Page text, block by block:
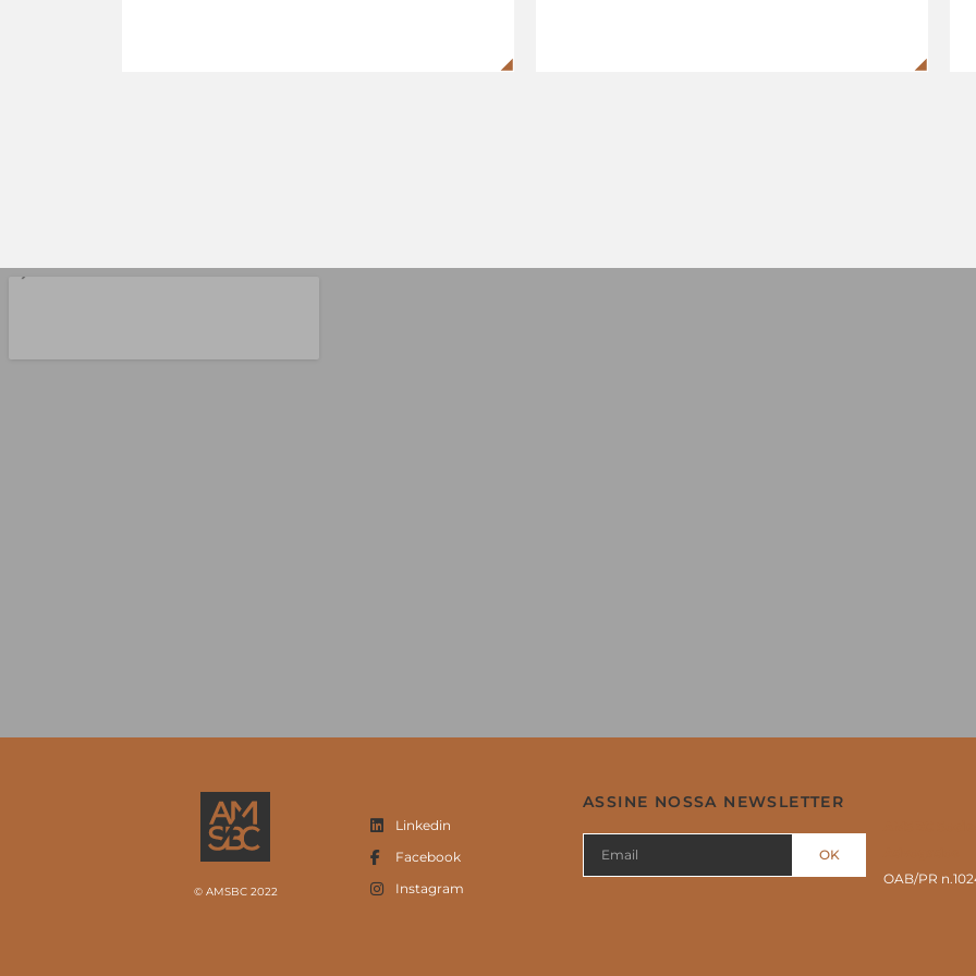
© AMSBC 2022
Linkedin
Facebook
Instagram
ASSINE NOSSA NEWSLETTER
OK
OAB/PR